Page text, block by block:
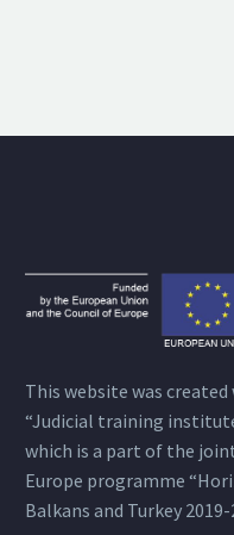
This website was
“Judicial training
which is a part of the
Europe programme
Balkans and Turkey 2019-